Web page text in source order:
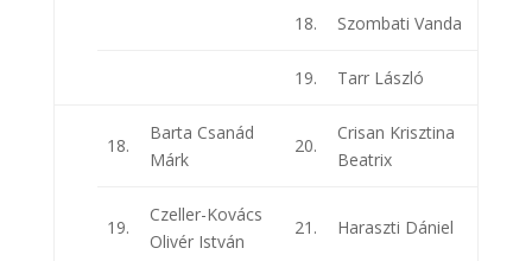
18. Szombati Vanda
19. Tarr László
18.
Barta Csanád
Márk
20.
Crisan Krisztina
Beatrix
19.
Czeller-Kovács
Olivér István
21. Haraszti Dániel